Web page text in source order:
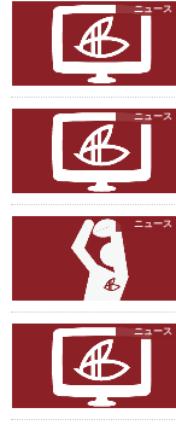
ニュース
ニュース
ニュース
ニュース